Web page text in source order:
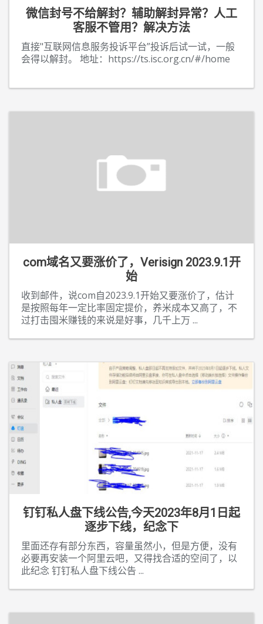
微信封号不给解封？辅助解封异常？人工
客服不管用？解决方法
直接"互联网信息服务投诉平台”投诉后试一试，一般
会得以解封。 地址：https://ts.isc.org.cn/#/home
com域名又要涨价了，Verisign 2023.9.1开
始
收到邮件，说com自2023.9.1开始又要涨价了，估计
是按照每年一定比率固定提价，养米成本又高了，不
过打击囤米赚钱的来说是好事，几千上万 ...
钉钉私人盘下线公告,今天2023年8月1日起
逐步下线，纪念下
里面还存有部分东西，容量虽然小，但是方便，没有
必要再安装一个阿里云吧，又得找合适的空间了，以
此纪念 钉钉私人盘下线公告 ...